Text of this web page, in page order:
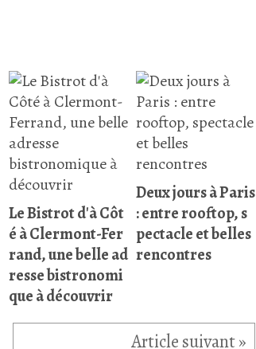
Le Bistrot d'à Côt
é à Clermont-Fer
rand, une belle ad
resse bistronomi
que à découvrir
Deux jours à Paris
: entre rooftop, s
pectacle et belles
rencontres